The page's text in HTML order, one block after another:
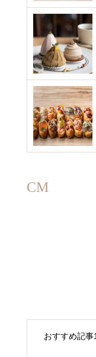
CM
おすすめ記事1